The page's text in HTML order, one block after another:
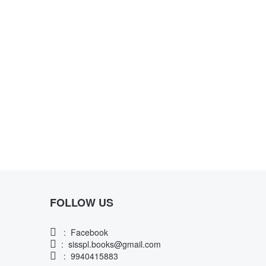
FOLLOW US
: Facebook
: sisspl.books@gmail.com
: 9940415883